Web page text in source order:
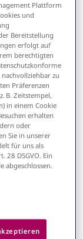
Plattform
und
Bereitstellung
erfolgt auf
berechtigten
zu
Präferenzen
B. Zeitstempel,
in einem Cookie
erhalten
oder
Sie in unserer
für uns als
28 DSGVO. Ein
abgeschlossen.